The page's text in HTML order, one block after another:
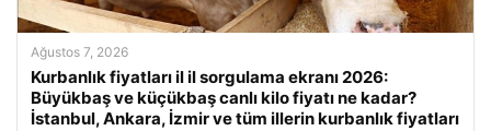
Ağustos 7, 2026
Kurbanlık fiyatları il il sorgulama ekranı 2026:
Büyükbaş ve küçükbaş canlı kilo fiyatı ne kadar?
İstanbul, Ankara, İzmir ve tüm illerin kurbanlık fiyatları